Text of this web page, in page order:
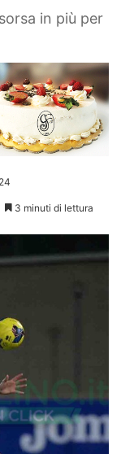
in più per
3 minuti di lettura